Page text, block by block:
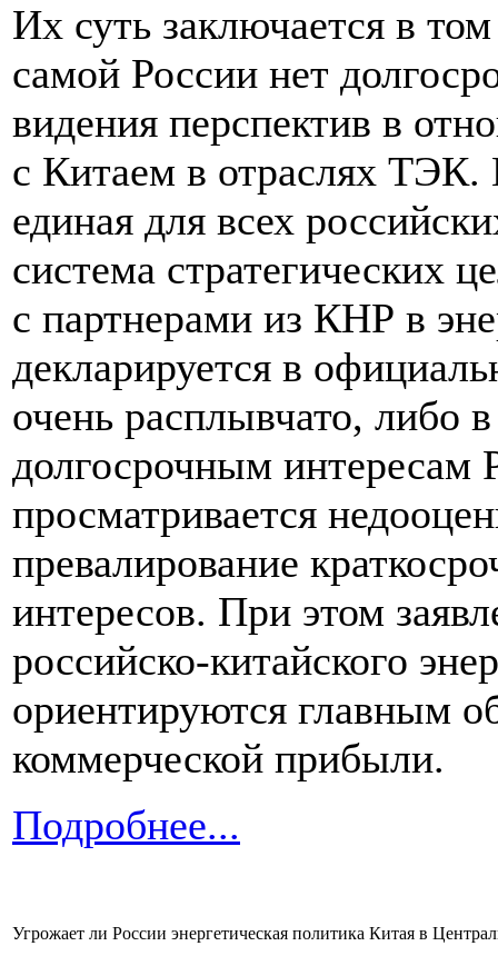
Их суть заключается в
самой России нет
видения перспектив в
с Китаем в отраслях ТЭК.
единая для всех
система стратегических
с партнерами из КНР в
декларируется в
очень расплывчато, либо
долгосрочным интересам
просматривается
превалирование
интересов. При этом
российско-китайского
ориентируются главным
коммерческой прибыли.
Подробнее...
Угрожает ли России энергетическая политика Китая в